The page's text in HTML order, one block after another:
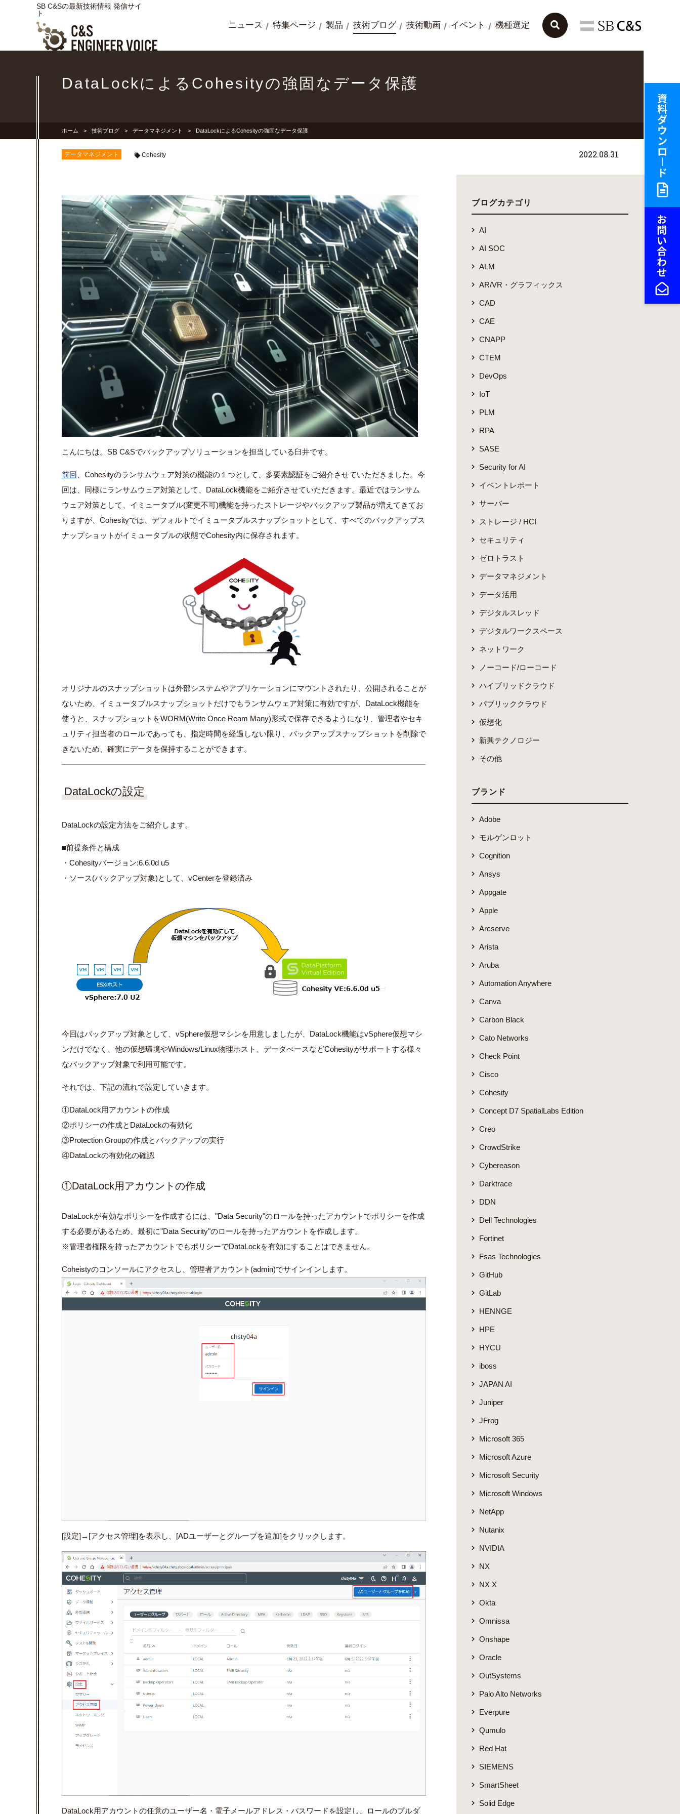
SB C&Sの最新技術情報 発信サイ
ト
ニュース 特集ページ 製品 技術ブログ 技術動画 イベント 機種選定
DataLockによるCohesityの強固なデータ保護
ホーム 技術ブログ データマネジメント DataLockによるCohesityの強固なデータ保護
データマネジメント Cohesity 2022.08.31
こんにちは。SB C&Sでバックアップソリューションを担当している臼井です。
前回 、Cohesityのランサムウェア対策の機能の１つとして、多要素認証をご紹介させていただきました。今
回は、同様にランサムウェア対策として、DataLock機能をご紹介させていただきます。最近ではランサム
ウェア対策として、イミュータブル(変更不可)機能を持ったストレージやバックアップ製品が増えてきてお
りますが、Cohesityでは、デフォルトでイミュータブルスナップショットとして、すべてのバックアップス
ナップショットがイミュータブルの状態でCohesity内に保存されます。
オリジナルのスナップショットは外部システムやアプリケーションにマウントされたり、公開されることが
ないため、イミュータブルスナップショットだけでもランサムウェア対策に有効ですが、DataLock機能を
使うと、スナップショットをWORM(Write Once Ream Many)形式で保存できるようになり、管理者やセキ
ュリティ担当者のロールであっても、指定時間を経過しない限り、バックアップスナップショットを削除で
きないため、確実にデータを保持することができます。
DataLockの設定
DataLockの設定方法をご紹介します。
■前提条件と構成
・Cohesityバージョン:6.6.0d u5
・ソース(バックアップ対象)として、vCenterを登録済み
今回はバックアップ対象として、vSphere仮想マシンを用意しましたが、DataLock機能はvSphere仮想マシ
ンだけでなく、他の仮想環境やWindows/Linux物理ホスト、データべースなどCohesityがサポートする様々
なバックアップ対象で利用可能です。
それでは、下記の流れで設定していきます。
①DataLock用アカウントの作成
②ポリシーの作成とDataLockの有効化
③Protection Groupの作成とバックアップの実行
④DataLockの有効化の確認
①DataLock用アカウントの作成
DataLockが有効なポリシーを作成するには、"Data Security"のロールを持ったアカウントでポリシーを作成
する必要があるため、最初に"Data Security"のロールを持ったアカウントを作成します。
※管理者権限を持ったアカウントでもポリシーでDataLockを有効にすることはできません。
Coheistyのコンソールにアクセスし、管理者アカウント(admin)でサインインします。
[設定]→[アクセス管理]を表示し、[ADユーザーとグループを追加]をクリックします。
DataLock用アカウントの任意のユーザー名・電子メールアドレス・パスワードを設定し、ロールのプルダ
ブログカテゴリ
AI
AI SOC
ALM
AR/VR・グラフィックス
CAD
CAE
CNAPP
CTEM
DevOps
IoT
PLM
RPA
SASE
Security for AI
イベントレポート
サーバー
ストレージ / HCI
セキュリティ
ゼロトラスト
データマネジメント
データ活用
デジタルスレッド
デジタルワークスペース
ネットワーク
ノーコード/ローコード
ハイブリッドクラウド
パブリッククラウド
仮想化
新興テクノロジー
その他
ブランド
Adobe
モルゲンロット
Cognition
Ansys
Appgate
Apple
Arcserve
Arista
Aruba
Automation Anywhere
Canva
Carbon Black
Cato Networks
Check Point
Cisco
Cohesity
Concept D7 SpatialLabs Edition
Creo
CrowdStrike
Cybereason
Darktrace
DDN
Dell Technologies
Fortinet
Fsas Technologies
GitHub
GitLab
HENNGE
HPE
HYCU
iboss
JAPAN AI
Juniper
JFrog
Microsoft 365
Microsoft Azure
Microsoft Security
Microsoft Windows
NetApp
Nutanix
NVIDIA
NX
NX X
Okta
Omnissa
Onshape
Oracle
OutSystems
Palo Alto Networks
Everpure
Qumulo
Red Hat
SIEMENS
SmartSheet
Solid Edge